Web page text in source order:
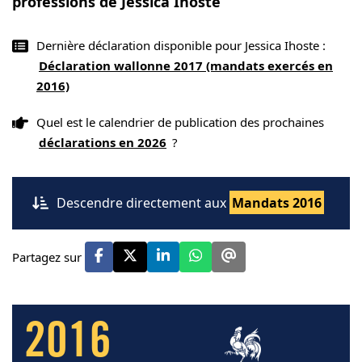
Dernière déclaration disponible pour Jessica Ihoste :
Déclaration wallonne 2017 (mandats exercés en
2016)
Quel est le calendrier de publication des prochaines
déclarations en 2026 ?
Descendre directement aux Mandats 2016
Partagez sur
2016